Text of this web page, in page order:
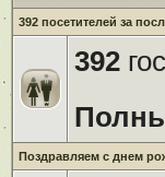
392 посетителей за
392
Поздравляем с днем